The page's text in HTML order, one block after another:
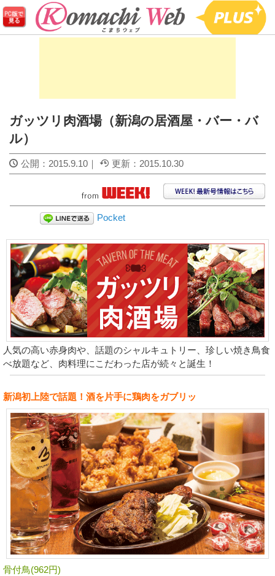
ガッツリ肉酒場（新潟の居酒屋・バー・バ
ル）
公開： 2015.9.10 ｜ 更新： 2015.10.30
Pocket
人気の高い赤身肉や、話題のシャルキュトリー、珍しい焼き鳥食
べ放題など、肉料理にこだわった店が続々と誕生！
新潟初上陸で話題！酒を片手に鶏肉をガブリッ
骨付鳥(962円)